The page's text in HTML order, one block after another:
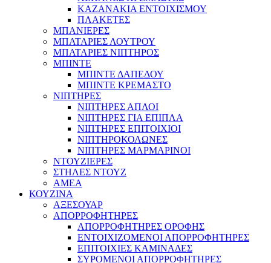
ΚΑΖΑΝΑΚΙΑ ΕΝΤΟΙΧΙΣΜΟΥ
ΠΛΑΚΕΤΕΣ
ΜΠΑΝΙΕΡΕΣ
ΜΠΑΤΑΡΙΕΣ ΛΟΥΤΡΟΥ
ΜΠΑΤΑΡΙΕΣ ΝΙΠΤΗΡΟΣ
ΜΠΙΝΤΕ
ΜΠΙΝΤΕ ΔΑΠΕΔΟΥ
ΜΠΙΝΤΕ ΚΡΕΜΑΣΤΟ
ΝΙΠΤΗΡΕΣ
ΝΙΠΤΗΡΕΣ ΑΠΛΟΙ
ΝΙΠΤΗΡΕΣ ΓΙΑ ΕΠΙΠΛΑ
ΝΙΠΤΗΡΕΣ ΕΠΙΤΟΙΧΙΟΙ
ΝΙΠΤΗΡΟΚΟΛΩΝΕΣ
ΝΙΠΤΗΡΕΣ ΜΑΡΜΑΡΙΝΟΙ
ΝΤΟΥΖΙΕΡΕΣ
ΣΤΗΛΕΣ ΝΤΟΥΖ
ΑΜΕΑ
ΚΟΥΖΙΝΑ
ΑΞΕΣΟΥΑΡ
ΑΠΟΡΡΟΦΗΤΗΡΕΣ
ΑΠΟΡΡΟΦΗΤΗΡΕΣ ΟΡΟΦΗΣ
ΕΝΤΟΙΧΙΖΟΜΕΝΟΙ ΑΠΟΡΡΟΦΗΤΗΡΕΣ
ΕΠΙΤΟΙΧΙΕΣ ΚΑΜΙΝΑΔΕΣ
ΣΥΡΟΜΕΝΟΙ ΑΠΟΡΡΟΦΗΤΗΡΕΣ